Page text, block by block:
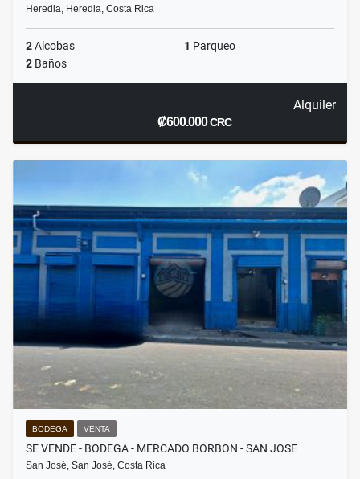
Heredia, Heredia, Costa Rica
2Alcobas 1 Parqueo
2 Baños
Alquiler
₡600.000CRC
BODEGA VENTA
SE VENDE - BODEGA - MERCADO BORBON - SAN JOSE
San José, San José, Costa Rica